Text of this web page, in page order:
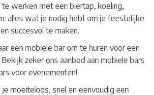
werken met een biertap, koeling,
alles wat je nodig hebt om je feestelijke
succesvol te maken.
een mobiele bar om te huren voor een
zeker ons aanbod aan mobiele bars
voor evenementen!
moeiteloos, snel en eenvoudig een